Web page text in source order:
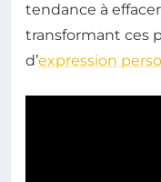
tendance à
transformant ces
d’expression